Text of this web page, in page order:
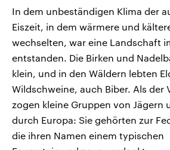
In dem unbeständigen Klima der
Eiszeit, in dem wärmere und
wechselten, war eine Landschaft
entstanden. Die Birken und
klein, und in den Wäldern lebten
Wildschweine, auch Biber. Als der
zogen kleine Gruppen von Jägern
durch Europa: Sie gehörten zur
die ihren Namen einem typischen